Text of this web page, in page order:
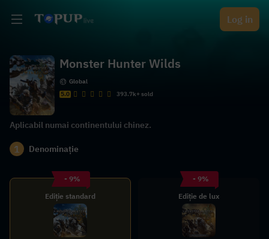
Log in
Monster Hunter Wilds
Global
5.0
393.7k+ sold
Aplicabil numai continentului chinez.
1 Denominație
- 9%
Ediție standard
- 9%
Ediție de lux